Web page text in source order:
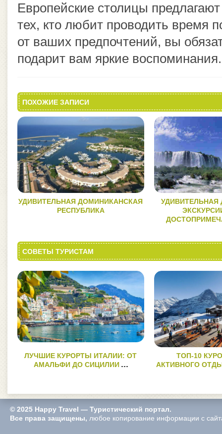
Европейские столицы
тех, кто любит проводить время
от ваших предпочтений, вы
подарит вам яркие воспоминания.
ПОХОЖИЕ ЗАПИСИ
УДИВИТЕЛЬНАЯ ДОМИНИКАНСКАЯ
РЕСПУБЛИКА
СОВЕТЫ ТУРИСТАМ
ЛУЧШИЕ КУРОРТЫ ИТАЛИИ: ОТ
АМАЛЬФИ ДО СИЦИЛИИ
ТОП-10
АКТИВНОГО
© 2025 Happy Travel — Туристический портал.
Все права защищены, любое копирование информации с